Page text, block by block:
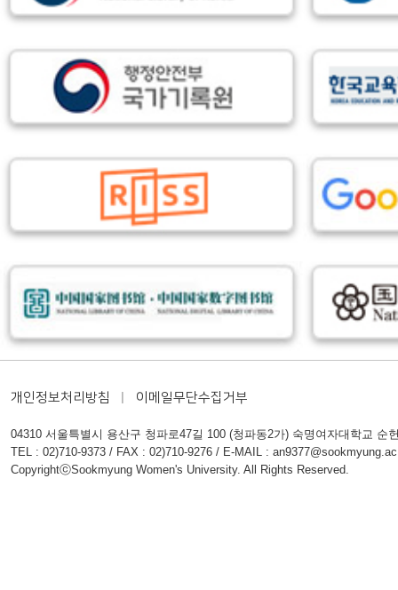
개인정보처리방침 이메일무단수집거부
04310 서울특별시 용산구 청파로47길 100 (청파동2가) 숙명여자대학교 순
TEL : 02)710-9373 / FAX : 02)710-9276 / E-MAIL :
CopyrightⓒSookmyung Women's University. All Rights Reserved.